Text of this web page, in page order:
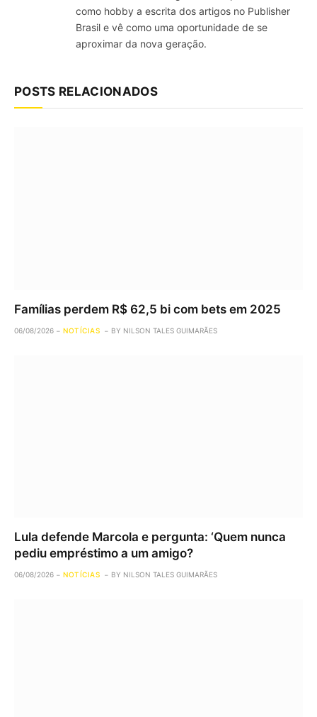
como hobby a escrita dos artigos no Publisher
Brasil e vê como uma oportunidade de se
aproximar da nova geração.
POSTS RELACIONADOS
Famílias perdem R$ 62,5 bi com bets em 2025
06/08/2026 NOTÍCIAS BY NILSON TALES GUIMARÃES
Lula defende Marcola e pergunta: ‘Quem nunca
pediu empréstimo a um amigo?
06/08/2026 NOTÍCIAS BY NILSON TALES GUIMARÃES